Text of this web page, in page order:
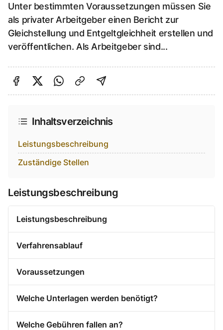
Unter bestimmten Voraussetzungen müssen Sie
als privater Arbeitgeber einen Bericht zur
Gleichstellung und Entgeltgleichheit erstellen und
veröffentlichen. Als Arbeitgeber sind...
Auf Facebook teilen
Auf Twitter teilen
Per Link teilen
shareViaEmail
Inhaltsverzeichnis
Leistungsbeschreibung
Zuständige Stellen
Leistungsbeschreibung
Leistungsbeschreibung
Verfahrensablauf
Voraussetzungen
Welche Unterlagen werden benötigt?
Welche Gebühren fallen an?